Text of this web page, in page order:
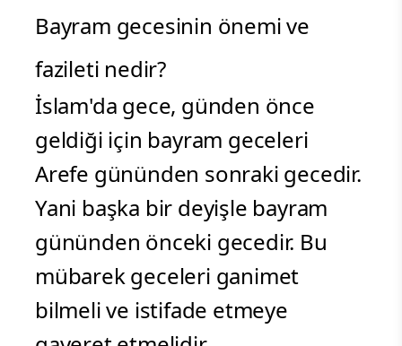
Bayram gecesinin önemi ve
fazileti nedir?
İslam'da gece, günden önce
geldiği için bayram geceleri
Arefe gününden sonraki gecedir.
Yani başka bir deyişle bayram
gününden önceki gecedir. Bu
mübarek geceleri ganimet
bilmeli ve istifade etmeye